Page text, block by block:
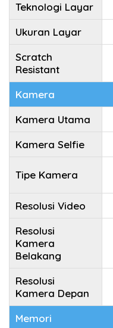
Teknologi Layar
Ukuran Layar
Scratch
Resistant
Kamera
Kamera Utama
Kamera Selfie
Tipe Kamera
Resolusi Video
Resolusi
Kamera
Belakang
Resolusi
Kamera Depan
Memori